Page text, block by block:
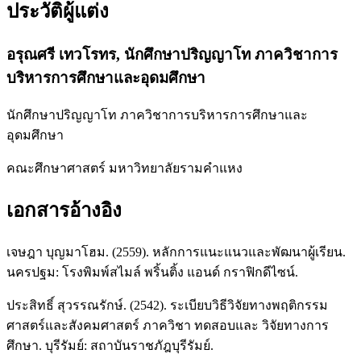
ประวัติผู้แต่ง
อรุณศรี เทวโรทร, นักศึกษาปริญญาโท ภาควิชาการ
บริหารการศึกษาและอุดมศึกษา
นักศึกษาปริญญาโท ภาควิชาการบริหารการศึกษาและ
อุดมศึกษา
คณะศึกษาศาสตร์ มหาวิทยาลัยรามคำแหง
เอกสารอ้างอิง
เจษฎา บุญมาโฮม. (2559). หลักการแนะแนวและพัฒนาผู้เรียน.
นครปฐม: โรงพิมพ์สไมล์ พริ้นติ้ง แอนด์ กราฟิกดีไซน์.
ประสิทธิ์ สุวรรณรักษ์. (2542). ระเบียบวิธีวิจัยทางพฤติกรรม
ศาสตร์และสังคมศาสตร์ ภาควิชา ทดสอบและ วิจัยทางการ
ศึกษา. บุรีรัมย์: สถาบันราชภัฎบุรีรัมย์.